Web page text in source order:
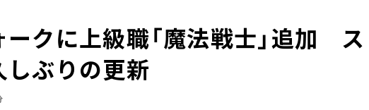
ークに上級職「魔法戦士」追加 ス
しぶりの更新